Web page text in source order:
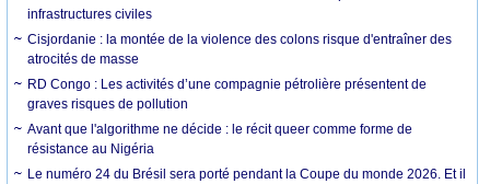
infrastructures civiles
Cisjordanie : la montée de la violence des colons risque d'entraîner des
atrocités de masse
RD Congo : Les activités d’une compagnie pétrolière présentent de
graves risques de pollution
Avant que l'algorithme ne décide : le récit queer comme forme de
résistance au Nigéria
Le numéro 24 du Brésil sera porté pendant la Coupe du monde 2026. Et il